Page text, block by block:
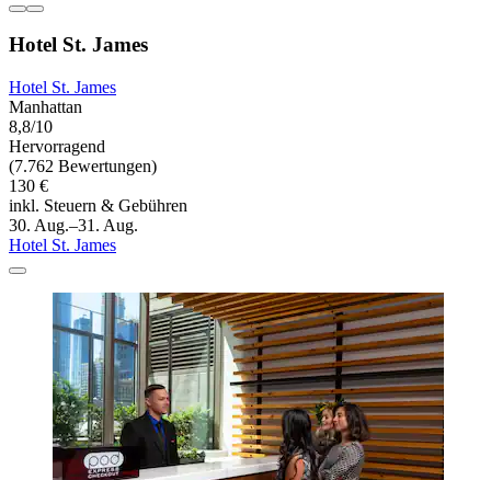
Hotel St. James
Hotel St. James
Manhattan
8,8/10
Hervorragend
(7.762 Bewertungen)
130 €
inkl. Steuern & Gebühren
30. Aug.–31. Aug.
Hotel St. James